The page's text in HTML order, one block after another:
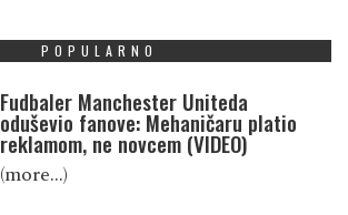
POPULARNO
Fudbaler Manchester Uniteda
oduševio fanove: Mehaničaru platio
reklamom, ne novcem (VIDEO)
(more…)